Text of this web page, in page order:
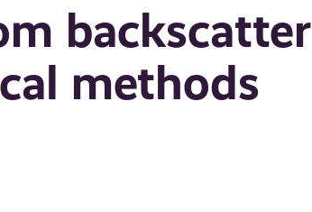
backscatter
methods